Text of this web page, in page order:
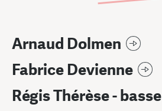
Arnaud Dolmen
Fabrice Devienne
Régis Thérèse - basse